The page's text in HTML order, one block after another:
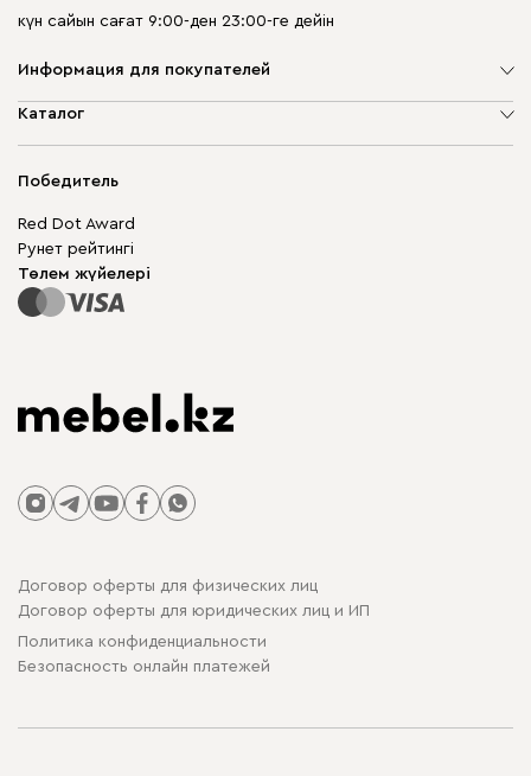
күн сайын сағат 9:00-ден 23:00-ге дейін
Информация для покупателей
Компания туралы
Кепілдік
Бизнес үшін
Сайт картасы
Каталог
Шкаф жиһазы
Модульдік жиһаз
Үстелдер мен орындықтар
Победитель
Red Dot Award
Рунет рейтингі
Төлем жүйелері
Договор оферты для физических лиц
Договор оферты для юридических лиц и ИП
Политика конфиденциальности
Безопасность онлайн платежей